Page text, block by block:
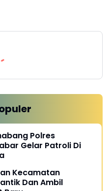
Polres
Gelar Patroli Di
Kecamatan
Dan Ambil